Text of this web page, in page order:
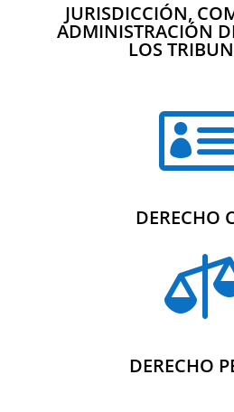
JURISDICCIÓN,
ADMINISTRACIÓN
LOS
DERECHO
DERECHO